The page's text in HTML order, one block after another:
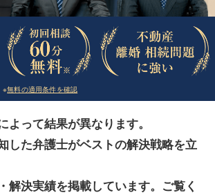
，残業等）
その他）
長・実質編
※無料の適用条件を確認
よって結果が異なります。
した弁護士がベストの解決戦略を立
解決実績を掲載しています。ご覧く
，残業等）
その他）
長・実質編